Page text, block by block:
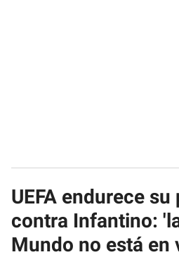
UEFA endurece su
contra Infantino:
Mundo no está en